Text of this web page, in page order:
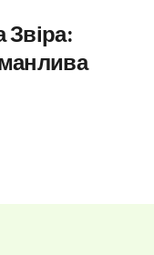
Звіра: